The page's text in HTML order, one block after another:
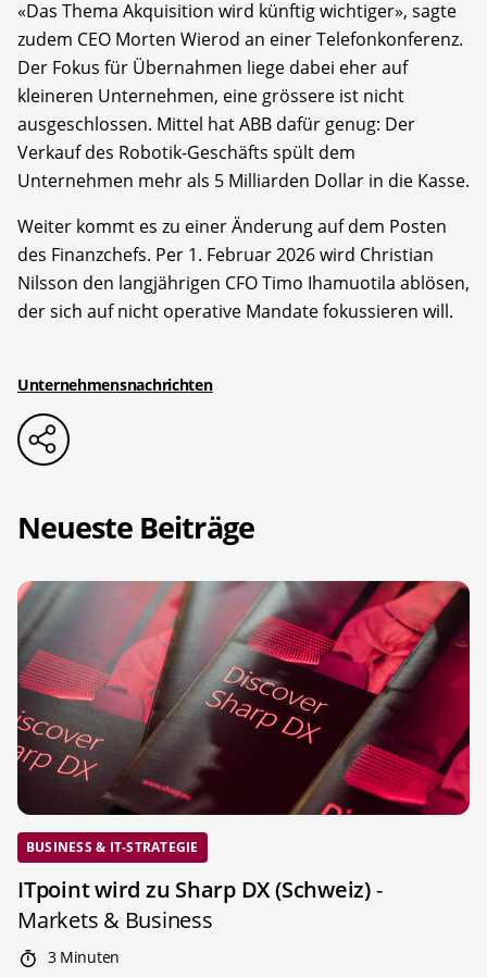
«Das Thema Akquisition wird künftig wichtiger», sagte
zudem CEO Morten Wierod an einer Telefonkonferenz.
Der Fokus für Übernahmen liege dabei eher auf
kleineren Unternehmen, eine grössere ist nicht
ausgeschlossen. Mittel hat ABB dafür genug: Der
Verkauf des Robotik-Geschäfts spült dem
Unternehmen mehr als 5 Milliarden Dollar in die Kasse.
Weiter kommt es zu einer Änderung auf dem Posten
des Finanzchefs. Per 1. Februar 2026 wird Christian
Nilsson den langjährigen CFO Timo Ihamuotila ablösen,
der sich auf nicht operative Mandate fokussieren will.
Unternehmensnachrichten
Neueste Beiträge
BUSINESS & IT-STRATEGIE
ITpoint wird zu Sharp DX (Schweiz)-
Markets & Business
3 Minuten